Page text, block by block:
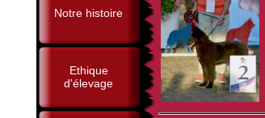
Notre histoire
Ethique
d'élevage